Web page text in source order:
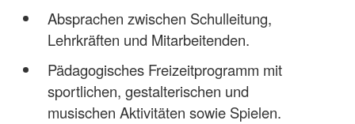
Absprachen zwischen Schulleitung,
Lehrkräften und Mitarbeitenden.
Pädagogisches Freizeitprogramm mit
sportlichen, gestalterischen und
musischen Aktivitäten sowie Spielen.